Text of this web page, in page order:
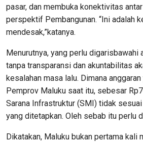
pasar, dan membuka konektivitas
perspektif Pembangunan. “Ini adalah
mendesak,”katanya.
Menurutnya, yang perlu digarisbawahi
tanpa transparansi dan akuntabilitas
kesalahan masa lalu. Dimana
Pemprov Maluku saat itu, sebesar
Sarana Infrastruktur (SMI) tidak
yang ditetapkan. Oleh sebab itu perlu
Dikatakan, Maluku bukan pertama kali